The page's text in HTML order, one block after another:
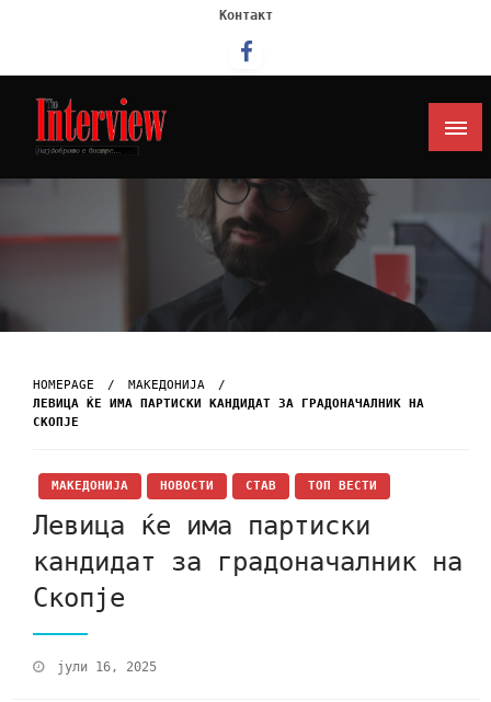
Контакт
Интервју
HOMEPAGE
МАКЕДОНИЈА
ЛЕВИЦА ЌЕ ИМА ПАРТИСКИ КАНДИДАТ ЗА ГРАДОНАЧАЛНИК НА
СКОПЈЕ
МАКЕДОНИЈА НОВОСТИ СТАВ ТОП ВЕСТИ
Левица ќе има партиски
кандидат за градоначалник на
Скопје
јули 16, 2025